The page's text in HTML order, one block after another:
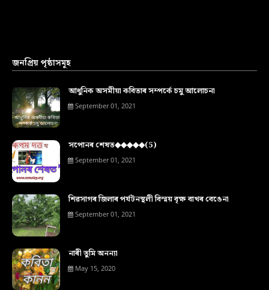
জনপ্ৰিয় পৃষ্ঠাসমূহ
আধুনিক অসমীয়া কবিতাৰ সম্পৰ্কে চমু আলোচনা
September 01, 2021
সপোনৰ শেষত◆◆◆◆◆(5)
September 01, 2021
শিৱসাগৰ জিলাৰ পৰ্যটনস্থলী বিস্ময় বৃক্ষ বাখৰ বেঙেনা
September 01, 2021
নাৰী তুমি অনন্যা
May 15, 2020